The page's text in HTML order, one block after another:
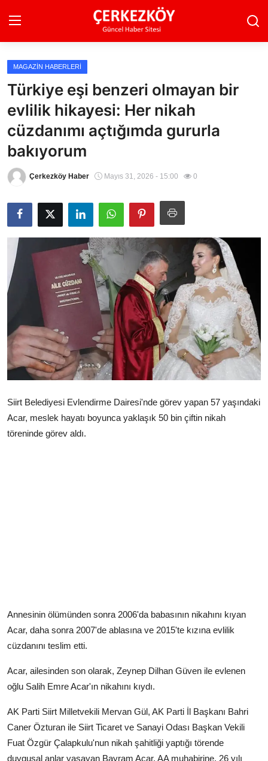
Ana Sayfa
Son Dakika
Ekonomi Haberleri
Magazin Haberleri
Teknoloji Haberleri
Dünya Haberleri
Çerkezköy
MAGAZIN HABERLERI
Türkiye eşi benzeri olmayan bir
evlilik hikayesi: Her nikah
cüzdanımı açtığımda gururla
bakıyorum
Çerkezköy Haber Mayıs 31, 2026 - 15:00 0
Siirt Belediyesi Evlendirme Dairesi'nde görev yapan 57 yaşındaki
Acar, meslek hayatı boyunca yaklaşık 50 bin çiftin nikah
töreninde görev aldı.
Annesinin ölümünden sonra 2006'da babasının nikahını kıyan
Acar, daha sonra 2007'de ablasına ve 2015'te kızına evlilik
cüzdanını teslim etti.
Acar, ailesinden son olarak, Zeynep Dilhan Güven ile evlenen
oğlu Salih Emre Acar'ın nikahını kıydı.
AK Parti Siirt Milletvekili Mervan Gül, AK Parti İl Başkanı Bahri
Caner Özturan ile Siirt Ticaret ve Sanayi Odası Başkan Vekili
Fuat Özgür Çalapkulu'nun nikah şahitliği yaptığı törende
duygusal anlar yaşayan Bayram Acar, AA muhabirine, 26 yılı